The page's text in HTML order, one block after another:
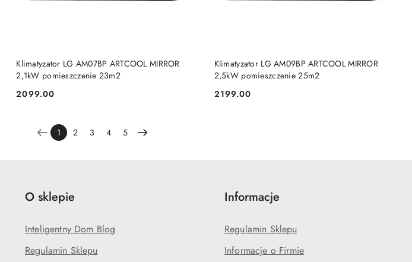
Klimatyzator LG AM07BP ARTCOOL MIRROR
2,1kW pomieszczenie 23m2
Cena:
2099.00
BRAK TOWARU
Klimatyzator LG AM09BP ARTCOOL MIRROR
2,5kW pomieszczenie 25m2
Cena:
2199.00
BRAK TOWARU
1 2 3 4 5
O sklepie
Inteligentny Dom Blog
Regulamin Sklepu
Informacje
Regulamin Sklepu
Informacje o Firmie